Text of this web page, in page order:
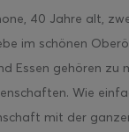
40 Jahre alt,
im schönen
Essen gehören zu
Wie
mit der